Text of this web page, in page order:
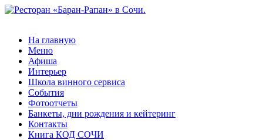
На главную
Меню
Афиша
Интерьер
Школа винного сервиса
События
Фотоотчеты
Банкеты, дни рождения и кейтеринг
Контакты
Книга КОД СОЧИ